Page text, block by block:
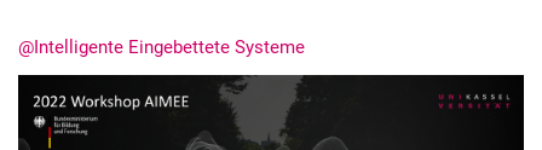
@Intelligente Eingebettete Systeme